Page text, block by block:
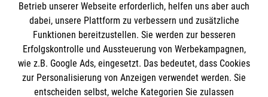
Informationen
Impressum
Datenschutz
Barrierefreiheit
Die Malteser
Betrieb unserer Webseite erforderlich, helfen uns aber auch
dabei, unsere Plattform zu verbessern und zusätzliche
Funktionen bereitzustellen. Sie werden zur besseren
Erfolgskontrolle und Aussteuerung von Werbekampagnen,
wie z.B. Google Ads, eingesetzt. Das bedeutet, dass Cookies
zur Personalisierung von Anzeigen verwendet werden. Sie
entscheiden selbst, welche Kategorien Sie zulassen